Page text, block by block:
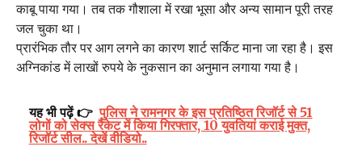
काबू पाया गया। तब तक गौशाला में रखा भूसा और अन्य सामान पूरी तरह
जल चुका था।
प्रारंभिक तौर पर आग लगने का कारण शार्ट सर्किट माना जा रहा है। इस
अग्निकांड में लाखों रुपये के नुकसान का अनुमान लगाया गया है।
यह भी पढ़ें 👉 पुलिस ने रामनगर के इस प्रतिष्ठित रिजॉर्ट से 51
लोगों को सेक्स रैकेट में किया गिरफ्तार, 10 युवतियां कराई मुक्त,
रिजॉर्ट सील.. देखें वीडियो..